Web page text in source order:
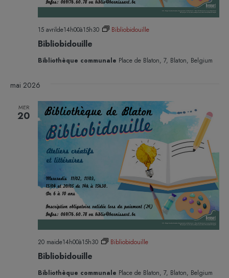
Bibliobidouille
15 avrilde14h00à15h30 Bibliobidouille
Bibliothèque communale Place de Blaton, 7, Blaton, Belgium
mai 2026
MER
20
Bibliobidouille
20 maide14h00à15h30 Bibliobidouille
Bibliothèque communale Place de Blaton, 7, Blaton, Belgium